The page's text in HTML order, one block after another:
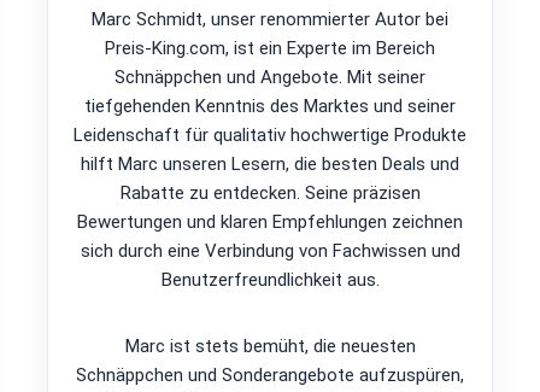
Marc Schmidt, unser renommierter Autor bei
Preis-King.com, ist ein Experte im Bereich
Schnäppchen und Angebote. Mit seiner
tiefgehenden Kenntnis des Marktes und seiner
Leidenschaft für qualitativ hochwertige Produkte
hilft Marc unseren Lesern, die besten Deals und
Rabatte zu entdecken. Seine präzisen
Bewertungen und klaren Empfehlungen zeichnen
sich durch eine Verbindung von Fachwissen und
Benutzerfreundlichkeit aus.
Marc ist stets bemüht, die neuesten
Schnäppchen und Sonderangebote aufzuspüren,